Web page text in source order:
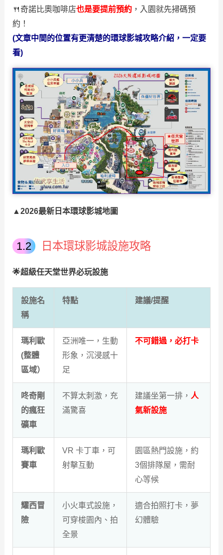
🍴奇諾比奧咖啡店也是要提前預約，入園就先掃碼預
約！
(文章中間的位置有更清楚的環球影城攻略介紹，一定要
看)
▲2026最新日本環球影城地圖
日本環球影城設施攻略
🌟超級任天堂世界必玩設施
設施名
稱
特點 建議/提醒
瑪利歐
(整體
區域）
亞洲唯一，生動
形象，沉浸感十
足
不可錯過，必打卡
咚奇剛
的瘋狂
礦車
不算太刺激，充
滿驚喜
建議坐第一排， 人
氣新設施
瑪利歐
賽車
VR 卡丁車，可
射擊互動
園區熱門設施，約
3個排隊屋，需耐
心等候
耀西冒
險
小火車式設施，
可穿梭園內、拍
全景
適合拍照打卡，夢
幻體驗